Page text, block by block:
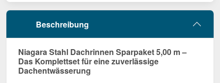
Beschreibung
Niagara Stahl Dachrinnen Sparpaket 5,00 m –
Das Komplettset für eine zuverlässige
Dachentwässerung